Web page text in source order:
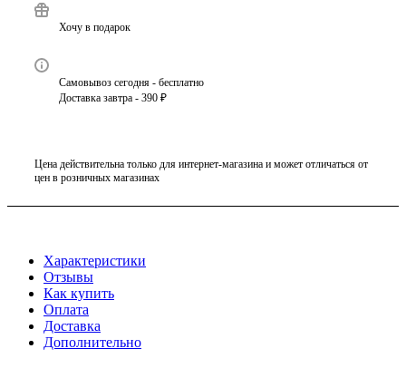
Хочу в подарок
Самовывоз сегодня - бесплатно
Доставка завтра - 390 ₽
Цена действительна только для интернет-магазина и может отличаться от
цен в розничных магазинах
Характеристики
Отзывы
Как купить
Оплата
Доставка
Дополнительно